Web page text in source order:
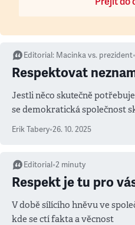
Editorial: Macinka vs. prezident•
Respektovat
Jestli něco skutečně
se demokratická společnost
různé nezávislé instituce,
Erik Tabery•26. 10. 2025
Editorial •2 minuty
Respekt je tu pro
V době sílícího hněvu ve
kde se ctí fakta a věcnost